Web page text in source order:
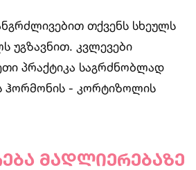
თქვენს სხეულს
უგზავნით. კვლევები
პრაქტიკა საგრძნობლად
ჰორმონის - კორტიზოლის
მადლიერებაზე